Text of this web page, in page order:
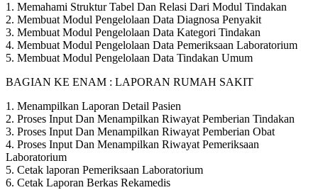
1. Memahami Struktur Tabel Dan Relasi Dari Modul Tindakan
2. Membuat Modul Pengelolaan Data Diagnosa Penyakit
3. Membuat Modul Pengelolaan Data Kategori Tindakan
4. Membuat Modul Pengelolaan Data Pemeriksaan Laboratorium
5. Membuat Modul Pengelolaan Data Tindakan Umum
BAGIAN KE ENAM : LAPORAN RUMAH SAKIT
1. Menampilkan Laporan Detail Pasien
2. Proses Input Dan Menampilkan Riwayat Pemberian Tindakan
3. Proses Input Dan Menampilkan Riwayat Pemberian Obat
4. Proses Input Dan Menampilkan Riwayat Pemeriksaan
Laboratorium
5. Cetak laporan Pemeriksaan Laboratorium
6. Cetak Laporan Berkas Rekamedis